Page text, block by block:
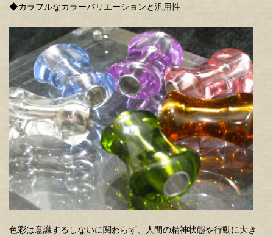
◆カラフルなカラーバリエーションと汎用性
色彩は意識するしないに関わらず、人間の精神状態や行動に大き